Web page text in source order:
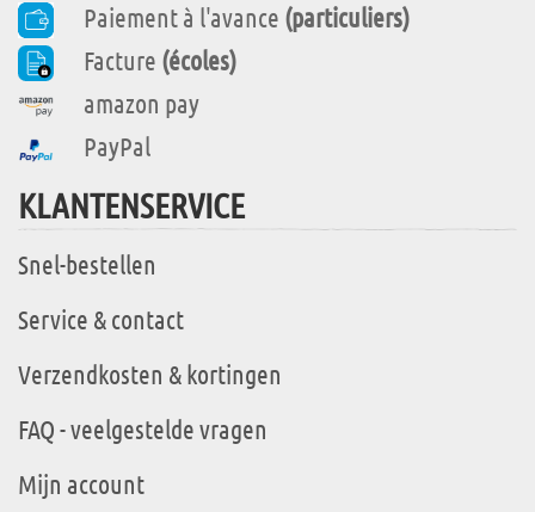
Paiement à l'avance (particuliers)
Facture (écoles)
amazon pay
PayPal
KLANTENSERVICE
Snel-bestellen
Service & contact
Verzendkosten & kortingen
FAQ - veelgestelde vragen
Mijn account